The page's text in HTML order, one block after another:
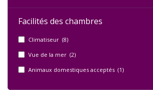
Facilités des chambres
Climatiseur (8)
Vue de la mer (2)
Animaux domestiques acceptés (1)